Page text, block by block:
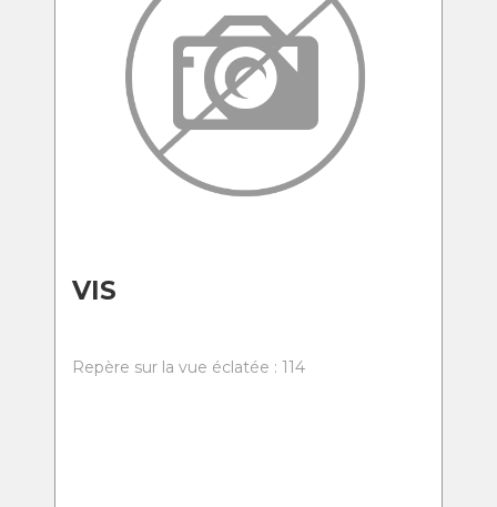
VIS
Repère sur la vue éclatée : 114